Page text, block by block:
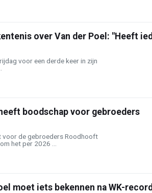
over Van der Poel: "Heeft
voor een derde keer in zijn
boodschap voor gebroeders
voor de gebroeders Roodhooft
het per 2026 ...
moet iets bekennen na WK-record